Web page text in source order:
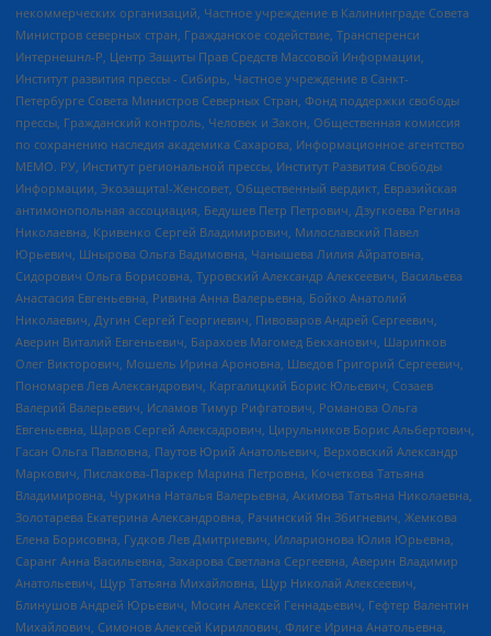
некоммерческих организаций, Частное учреждение в Калининграде Совета
Министров северных стран, Гражданское содействие, Трансперенси
Интернешнл-Р, Центр Защиты Прав Средств Массовой Информации,
Институт развития прессы - Сибирь, Частное учреждение в Санкт-
Петербурге Совета Министров Северных Стран, Фонд поддержки свободы
прессы, Гражданский контроль, Человек и Закон, Общественная комиссия
по сохранению наследия академика Сахарова, Информационное агентство
МЕМО. РУ, Институт региональной прессы, Институт Развития Свободы
Информации, Экозащита!-Женсовет, Общественный вердикт, Евразийская
антимонопольная ассоциация, Бедушев Петр Петрович, Дзугкоева Регина
Николаевна, Кривенко Сергей Владимирович, Милославский Павел
Юрьевич, Шнырова Ольга Вадимовна, Чанышева Лилия Айратовна,
Сидорович Ольга Борисовна, Туровский Александр Алексеевич, Васильева
Анастасия Евгеньевна, Ривина Анна Валерьевна, Бойко Анатолий
Николаевич, Дугин Сергей Георгиевич, Пивоваров Андрей Сергеевич,
Аверин Виталий Евгеньевич, Барахоев Магомед Бекханович, Шарипков
Олег Викторович, Мошель Ирина Ароновна, Шведов Григорий Сергеевич,
Пономарев Лев Александрович, Каргалицкий Борис Юльевич, Созаев
Валерий Валерьевич, Исламов Тимур Рифгатович, Романова Ольга
Евгеньевна, Щаров Сергей Алексадрович, Цирульников Борис Альбертович,
Гасан Ольга Павловна, Паутов Юрий Анатольевич, Верховский Александр
Маркович, Пислакова-Паркер Марина Петровна, Кочеткова Татьяна
Владимировна, Чуркина Наталья Валерьевна, Акимова Татьяна Николаевна,
Золотарева Екатерина Александровна, Рачинский Ян Збигневич, Жемкова
Елена Борисовна, Гудков Лев Дмитриевич, Илларионова Юлия Юрьевна,
Саранг Анна Васильевна, Захарова Светлана Сергеевна, Аверин Владимир
Анатольевич, Щур Татьяна Михайловна, Щур Николай Алексеевич,
Блинушов Андрей Юрьевич, Мосин Алексей Геннадьевич, Гефтер Валентин
Михайлович, Симонов Алексей Кириллович, Флиге Ирина Анатольевна,